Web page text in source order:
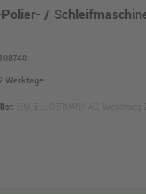
/
Werktage
EINHELL GERMANY AG, Wiesenweg